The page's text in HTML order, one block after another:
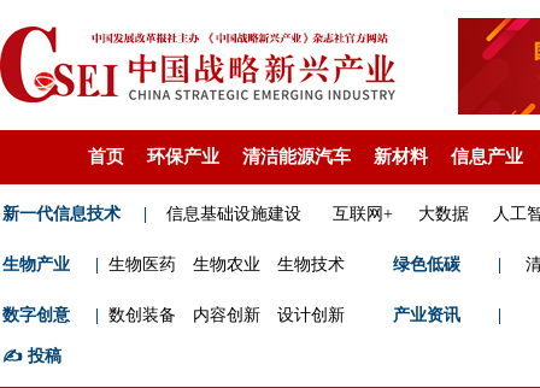
首页 环保产业 清洁能源汽车 新材料 信息产业
新一代信息技术 信息基础设施建设 互联网+ 大数据 人工
生物产业 生物医药 生物农业 生物技术 绿色低碳
数字创意 数创装备 内容创新 设计创新 产业资讯
✍️ 投稿